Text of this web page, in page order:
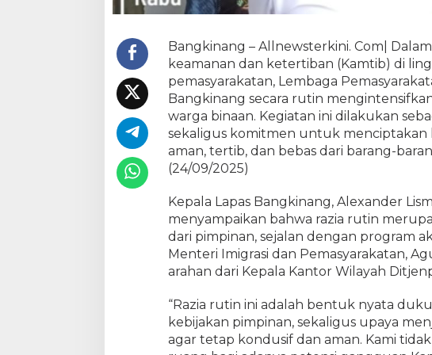
k
a
n
g
I
n
t
e
n
f
k
a
n
R
z
i
a
Bangkinang – Allnewsterkini. Com|
keamanan dan ketertiban (Kamtib) di
pemasyarakatan, Lembaga
Bangkinang secara rutin
warga binaan. Kegiatan ini dilakukan
sekaligus komitmen untuk menciptakan
aman, tertib, dan bebas dari barang-
(24/09/2025)
Kepala Lapas Bangkinang, Alexander
menyampaikan bahwa razia rutin
dari pimpinan, sejalan dengan program
Menteri Imigrasi dan Pemasyarakatan,
arahan dari Kepala Kantor Wilayah
“Razia rutin ini adalah bentuk nyata
kebijakan pimpinan, sekaligus upaya
agar tetap kondusif dan aman. Kami